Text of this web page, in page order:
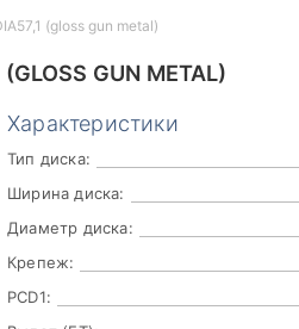
GUN METAL)
Характеристики
Тип диска:
Ширина диска:
Диаметр диска:
Крепеж:
PCD1:
(gloss gun metal)